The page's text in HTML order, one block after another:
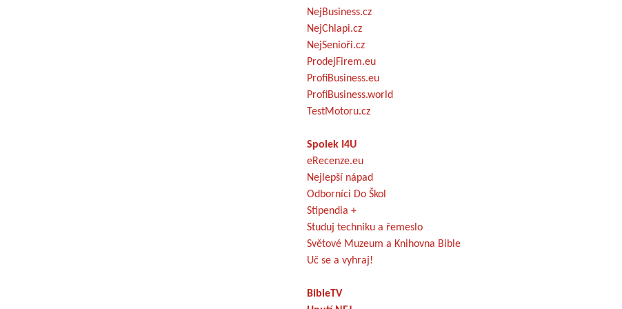
NejBusiness.cz
NejChlapi.cz
NejSenioři.cz
ProdejFirem.eu
ProfiBusiness.eu
ProfiBusiness.world
TestMotoru.cz
Spolek I4U
eRecenze.eu
Nejlepší nápad
Odborníci Do Škol
Stipendia +
Studuj techniku a řemeslo
Světové Muzeum a Knihovna Bible
Uč se a vyhraj!
BibleTV